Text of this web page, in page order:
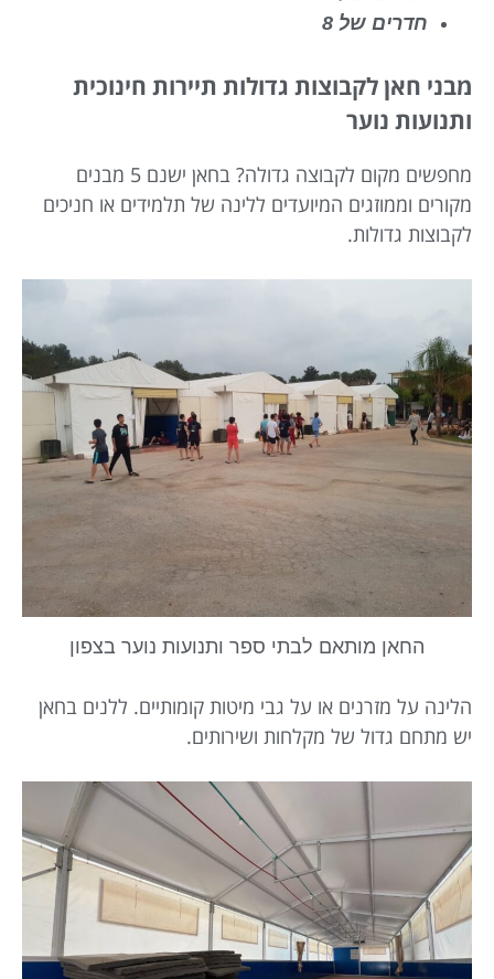
חדרים של 8
מבני חאן לקבוצות גדולות תיירות חינוכית
ותנועות נוער
מחפשים מקום לקבוצה גדולה? בחאן ישנם 5 מבנים
מקורים וממוזגים המיועדים ללינה של תלמידים או חניכים
לקבוצות גדולות.
החאן מותאם לבתי ספר ותנועות נוער בצפון
הלינה על מזרנים או על גבי מיטות קומותיים. ללנים בחאן
יש מתחם גדול של מקלחות ושירותים.